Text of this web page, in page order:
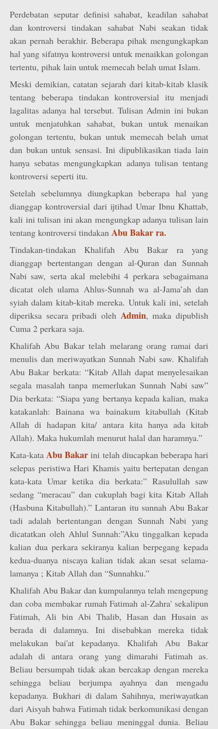
Perdebatan seputar definisi sahabat, keadilan sahabat
dan kontroversi tindakan sahabat Nabi seakan tidak
akan pernah berakhir. Beberapa pihak mengungkapkan
hal yang sifatnya kontroversi untuk menaikkan golongan
tertentu, pihak lain untuk memecah belah umat Islam.
Meski demikian, catatan sejarah dari kitab-kitab klasik
tentang beberapa tindakan kontroversial itu menjadi
lagalitas adanya hal tersebut. Tulisan Admin ini bukan
untuk menjatuhkan sahabat, bukan untuk menaikan
golongan tertentu, bukan untuk memecah belah umat
dan bukan untuk sensasi. Ini dipublikasikan tiada lain
hanya sebatas mengungkapkan adanya tulisan tentang
kontroversi seperti itu.
Setelah sebelumnya diungkapkan beberapa hal yang
dianggap kontroversial dari ijtihad Umar Ibnu Khattab,
kali ini tulisan ini akan mengungkap adanya tulisan lain
tentang kontroversi tindakan Abu Bakar ra.
Tindakan-tindakan Khalifah Abu Bakar ra yang
dianggap bertentangan dengan al-Quran dan Sunnah
Nabi saw, serta akal melebihi 4 perkara sebagaimana
dicatat oleh ulama Ahlus-Sunnah wa al-Jama’ah dan
syiah dalam kitab-kitab mereka. Untuk kali ini, setelah
diperiksa secara pribadi oleh Admin, maka dipublish
Cuma 2 perkara saja.
Khalifah Abu Bakar telah melarang orang ramai dari
menulis dan meriwayatkan Sunnah Nabi saw. Khalifah
Abu Bakar berkata: “Kitab Allah dapat menyelesaikan
segala masalah tanpa memerlukan Sunnah Nabi saw”
Dia berkata: “Siapa yang bertanya kepada kalian, maka
katakanlah: Bainana wa bainakum kitabullah (Kitab
Allah di hadapan kita/ antara kita hanya ada kitab
Allah). Maka hukumlah menurut halal dan haramnya.”
Kata-kataAbu Bakar ini telah diucapkan beberapa hari
selepas peristiwa Hari Khamis yaitu bertepatan dengan
kata-kata Umar ketika dia berkata:” Rasulullah saw
sedang “meracau” dan cukuplah bagi kita Kitab Allah
(Hasbuna Kitabullah).” Lantaran itu sunnah Abu Bakar
tadi adalah bertentangan dengan Sunnah Nabi yang
dicatatkan oleh Ahlul Sunnah:”Aku tinggalkan kepada
kalian dua perkara sekiranya kalian berpegang kepada
kedua-duanya niscaya kalian tidak akan sesat selama-
lamanya ; Kitab Allah dan “Sunnahku.”
Khalifah Abu Bakar dan kumpulannya telah mengepung
dan coba membakar rumah Fatimah al-Zahra' sekalipun
Fatimah, Ali bin Abi Thalib, Hasan dan Husain as
berada di dalamnya. Ini disebabkan mereka tidak
melakukan bai'at kepadanya. Khalifah Abu Bakar
adalah di antara orang yang dimarahi Fatimah as.
Beliau bersumpah tidak akan bercakap dengan mereka
sehingga beliau berjumpa ayahnya dan mengadu
kepadanya. Bukhari di dalam Sahihnya, meriwayatkan
dari Aisyah bahwa Fatimah tidak berkomunikasi dengan
Abu Bakar sehingga beliau meninggal dunia. Beliau